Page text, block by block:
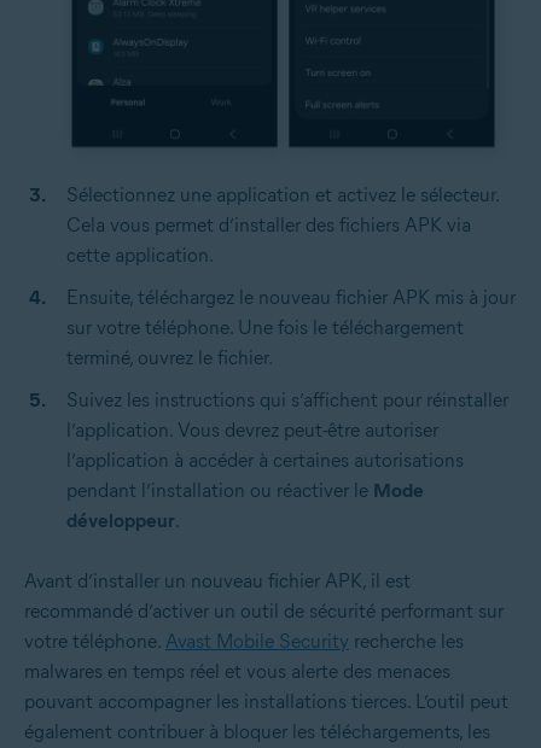
Sélectionnez une application et activez le sélecteur.
Cela vous permet d’installer des fichiers APK via
cette application.
Ensuite, téléchargez le nouveau fichier APK mis à jour
sur votre téléphone. Une fois le téléchargement
terminé, ouvrez le fichier.
Suivez les instructions qui s’affichent pour réinstaller
l’application. Vous devrez peut-être autoriser
l’application à accéder à certaines autorisations
pendant l’installation ou réactiver le Mode
développeur.
Avant d’installer un nouveau fichier APK, il est
recommandé d’activer un outil de sécurité performant sur
votre téléphone. Avast Mobile Security recherche les
malwares en temps réel et vous alerte des menaces
pouvant accompagner les installations tierces. L’outil peut
également contribuer à bloquer les téléchargements, les